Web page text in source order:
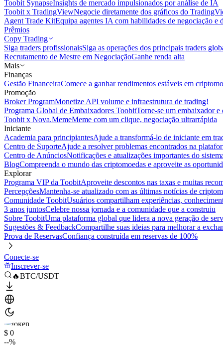
Toobit SynapseInsights de mercado impulsionados por análise de IA
Toobit x TradingViewNegocie diretamente dos gráficos do
Agent Trade KitEquipa agentes IA com habilidades de negociação e
Prêmios
Copy Trading
Siga traders profissionaisSiga as operações dos principais traders
Recrutamento de Mestre em NegociaçãoGanhe renda alta
Mais
Finanças
Gestão FinanceiraComece a ganhar rendimentos estáveis em
Promoção
Broker ProgramMonetize API volume e infraestrutura de trading!
Programa Global de Embaixadores ToobitTorne-se um embaixador
Toobit x Nova.MemeMeme com um clique, negociação ultrarrápida
Iniciante
Academia para principiantesAjude a transformá-lo de iniciante em
Centro de SuporteAjude a resolver problemas encontrados na
Centro de AnúnciosNotificações e atualizações importantes do
BlogCompreenda o mundo das criptomoedas e aproveite as
Explorar
Programa VIP da ToobitAproveite descontos nas taxas e muitas
PercepçõesMantenha-se atualizado com as últimas notícias de
Comunidade ToobitUsuários compartilham experiências,
3 anos juntosCelebre nossa jornada e a comunidade que a construiu
Sobre ToobitUma plataforma global que lidera a nova geração de
Sugestões & FeedbackCompartilhe suas ideias para melhorar a
Prova de ReservasConfiança construída em reservas de 100%
Conecte-se
Inscrever-se
🔥BTC/USDT
$ 0
--%